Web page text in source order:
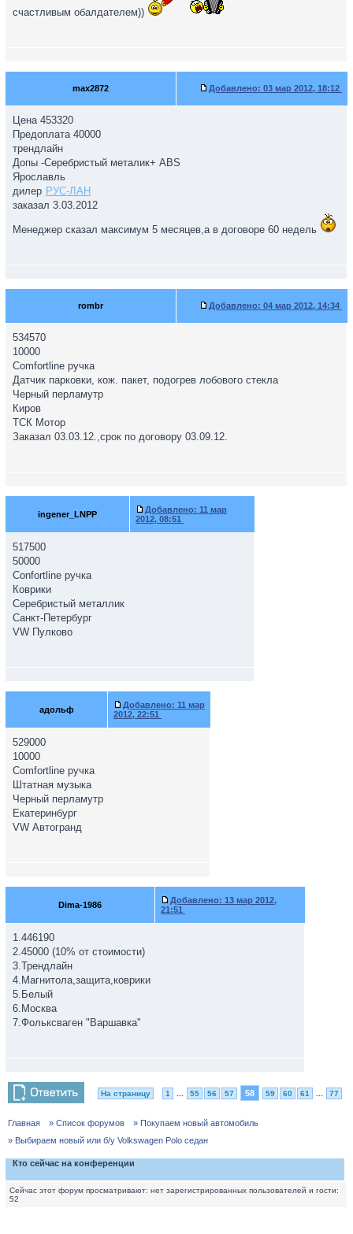
счастливым обалдателем))
max2872 Добавлено: 03 мар 2012, 18:12
Цена 453320
Предоплата 40000
трендлайн
Допы -Серебристый металик+ ABS
Ярославль
дилер РУС-ЛАН
заказал 3.03.2012
Менеджер сказал максимум 5 месяцев,а в договоре 60 недель
rombr Добавлено: 04 мар 2012, 14:34
534570
10000
Comfortline ручка
Датчик парковки, кож. пакет, подогрев лобового стекла
Черный перламутр
Киров
ТСК Мотор
Заказал 03.03.12.,срок по договору 03.09.12.
ingener_LNPP Добавлено: 11 мар
2012, 08:51
517500
50000
Confortline ручка
Коврики
Серебристый металлик
Санкт-Петербург
VW Пулково
адольф Добавлено: 11 мар
2012, 22:51
529000
10000
Comfortline ручка
Штатная музыка
Черный перламутр
Екатеринбург
VW Автогранд
Dima-1986 Добавлено: 13 мар 2012,
21:51
1.446190
2.45000 (10% от стоимости)
3.Трендлайн
4.Магнитола,защита,коврики
5.Белый
6.Москва
7.Фольксваген "Варшавка"
На страницу 1 55 56 57 58 59 60 61 77
Главная » Список форумов
» Покупаем новый автомобиль
» Выбираем новый или б/у Volkswagen Polo седан
Кто сейчас на конференции
Сейчас этот форум просматривают: нет зарегистрированных пользователей и гости:
52